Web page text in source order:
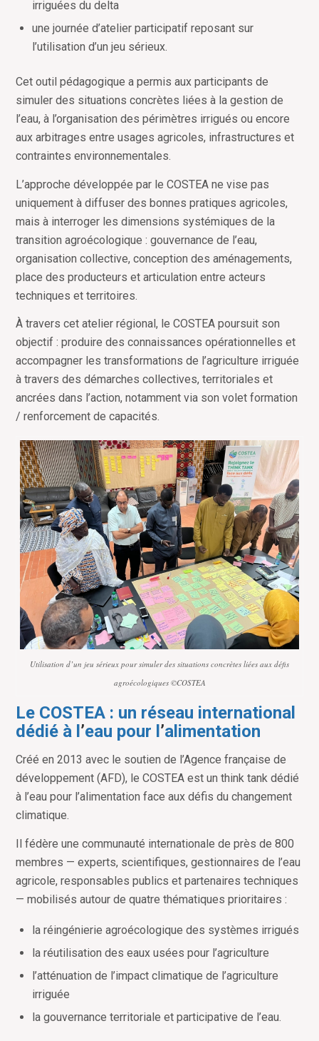
irriguées du delta
une journée d’atelier participatif reposant sur
l’utilisation d’un jeu sérieux.
Cet outil pédagogique a permis aux participants de
simuler des situations concrètes liées à la gestion de
l’eau, à l’organisation des périmètres irrigués ou encore
aux arbitrages entre usages agricoles, infrastructures et
contraintes environnementales.
L’approche développée par le COSTEA ne vise pas
uniquement à diffuser des bonnes pratiques agricoles,
mais à interroger les dimensions systémiques de la
transition agroécologique : gouvernance de l’eau,
organisation collective, conception des aménagements,
place des producteurs et articulation entre acteurs
techniques et territoires.
À travers cet atelier régional, le COSTEA poursuit son
objectif : produire des connaissances opérationnelles et
accompagner les transformations de l’agriculture irriguée
à travers des démarches collectives, territoriales et
ancrées dans l’action, notamment via son volet formation
/ renforcement de capacités.
Utilisation d’un jeu sérieux pour simuler des situations concrètes liées aux défis
agroécologiques ©COSTEA
Le COSTEA : un réseau international
dédié à l ’eau pour l ’alimentation
Créé en 2013 avec le soutien de l’Agence française de
développement (AFD), le COSTEA est un think tank dédié
à l’eau pour l’alimentation face aux défis du changement
climatique.
Il fédère une communauté internationale de près de 800
membres — experts, scientifiques, gestionnaires de l’eau
agricole, responsables publics et partenaires techniques
— mobilisés autour de quatre thématiques prioritaires :
la réingénierie agroécologique des systèmes irrigués
la réutilisation des eaux usées pour l’agriculture
l’atténuation de l’impact climatique de l’agriculture
irriguée
la gouvernance territoriale et participative de l’eau.